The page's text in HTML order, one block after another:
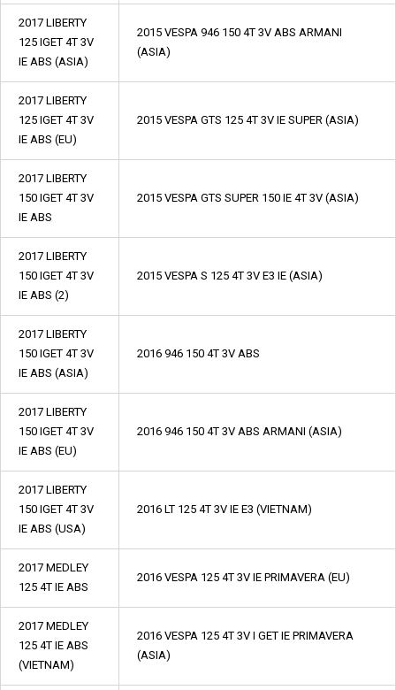
2017 LIBERTY
125 IGET 4T 3V
IE ABS (ASIA)
2015 VESPA 946 150 4T 3V ABS ARMANI
(ASIA)
2017 LIBERTY
125 IGET 4T 3V
IE ABS (EU)
2015 VESPA GTS 125 4T 3V IE SUPER (ASIA)
2017 LIBERTY
150 IGET 4T 3V
IE ABS
2015 VESPA GTS SUPER 150 IE 4T 3V (ASIA)
2017 LIBERTY
150 IGET 4T 3V
IE ABS (2)
2015 VESPA S 125 4T 3V E3 IE (ASIA)
2017 LIBERTY
150 IGET 4T 3V
IE ABS (ASIA)
2016 946 150 4T 3V ABS
2017 LIBERTY
150 IGET 4T 3V
IE ABS (EU)
2016 946 150 4T 3V ABS ARMANI (ASIA)
2017 LIBERTY
150 IGET 4T 3V
IE ABS (USA)
2016 LT 125 4T 3V IE E3 (VIETNAM)
2017 MEDLEY
125 4T IE ABS
2016 VESPA 125 4T 3V IE PRIMAVERA (EU)
2017 MEDLEY
125 4T IE ABS
(VIETNAM)
2016 VESPA 125 4T 3V I GET IE PRIMAVERA
(ASIA)